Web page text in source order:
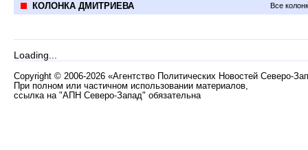
КОЛОНКА ДМИТРИЕВА Все
Loading...
Copyright © 2006-2026 «Агентство Политических Новостей Северо-
При полном или частичном использовании материалов,
ссылка на "АПН Северо-Запад" обязательна